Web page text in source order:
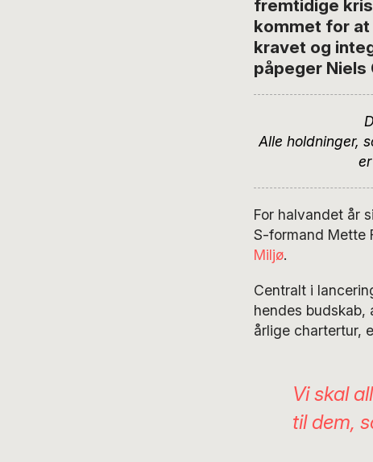
fremtidige
kommet for
kravet og
påpeger Niels
Alle holdninger,
For halvandet år
S-formand Mette
Miljø.
Centralt i
hendes budskab,
årlige chartertur,
Vi skal
til dem,